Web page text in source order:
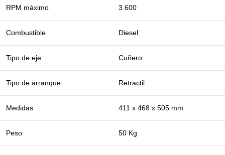
RPM máximo 3.600
Combustible Diesel
Tipo de eje Cuñero
Tipo de arranque Retractil
Medidas 411 x 468 x 505 mm
Peso 50 Kg